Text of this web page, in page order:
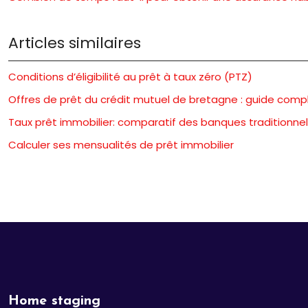
Articles similaires
Conditions d’éligibilité au prêt à taux zéro (PTZ)
Offres de prêt du crédit mutuel de bretagne : guide
Taux prêt immobilier: comparatif des banques
Calculer ses mensualités de prêt immobilier
Home staging